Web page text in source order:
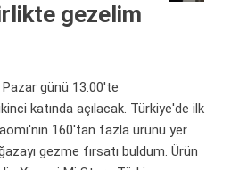
gezelim
günü 13.00'te
katında açılacak. Türkiye'de ilk
160'tan fazla ürünü yer
gezme fırsatı buldum. Ürün